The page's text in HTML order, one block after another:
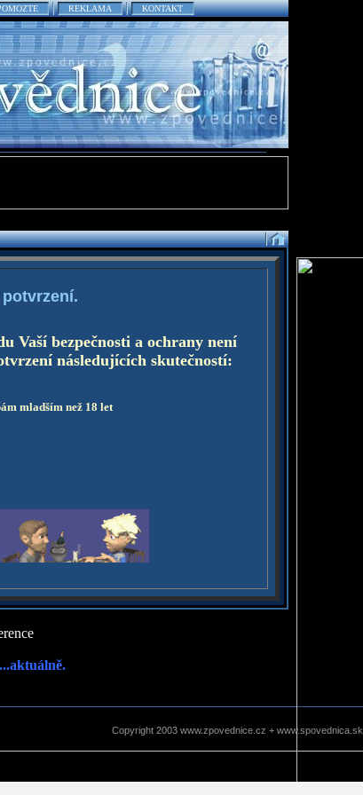
REKLAMA KONTAKT
Vaší bezpečnosti a ochrany není
následujících skutečností:
mladším než 18 let
...aktuálně.
Copyright 2003 www.zpovednice.cz + www.spovednica.sk